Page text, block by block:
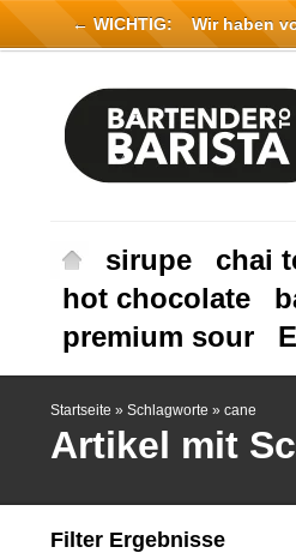
sirupe chai
hot chocolate
premium sour
Startseite » Schlagworte » cane
Artikel mit
Filter Ergebnisse
← WICHTIG: Wir haben